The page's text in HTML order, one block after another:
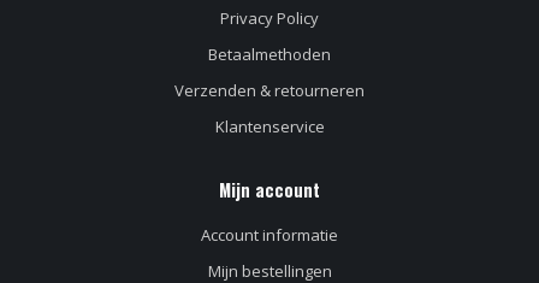
Privacy Policy
Betaalmethoden
Verzenden & retourneren
Klantenservice
Mijn account
Account informatie
Mijn bestellingen